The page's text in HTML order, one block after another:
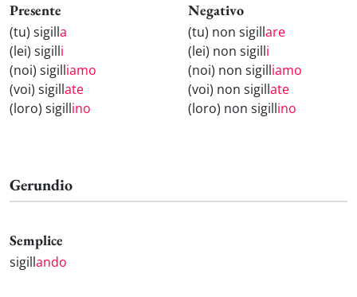
Presente
(tu) sigilla
(lei) sigilli
(noi) sigilliamo
(voi) sigillate
(loro) sigillino
Negativo
(tu) non sigillare
(lei) non sigilli
(noi) non sigilliamo
(voi) non sigillate
(loro) non sigillino
Gerundio
Semplice
sigillando